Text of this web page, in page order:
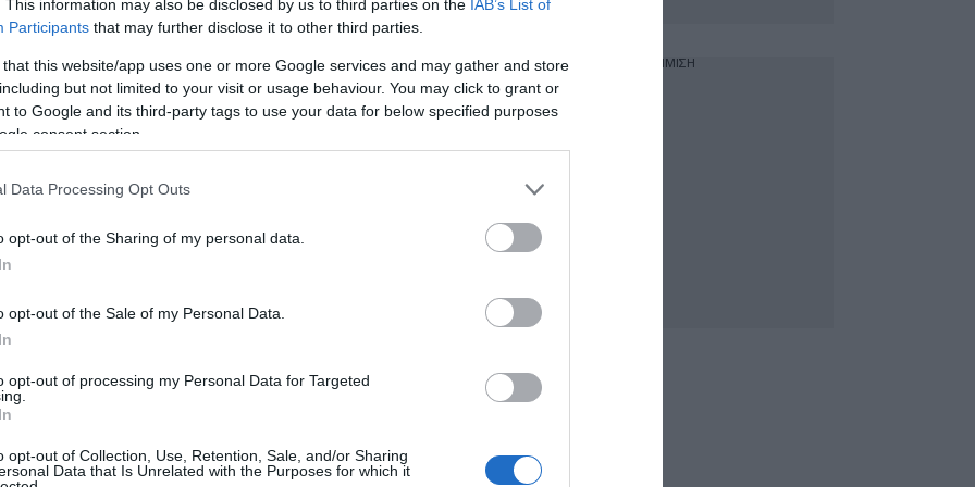
This information may also be disclosed by us to third parties on the IAB’s List of
Participants that may further disclose it to other third parties.
that this website/app uses one or more Google services and may gather and store
but not limited to your visit or usage behaviour. You may click to grant or
to Google and its third-party tags to use your data for below specified purposes
consent section.
Data Processing Opt Outs
opt-out of the Sharing of my personal data.
opt-out of the Sale of my Personal Data.
opt-out of processing my Personal Data for Targeted
opt-out of Collection, Use, Retention, Sale, and/or Sharing
Data that Is Unrelated with the Purposes for which it
στην αστυνομία ήταν το γεγονός πως
και βίντεο από ελληνικές
και πλαστογραφία, ενώ σε βάρος
του ασκήθηκαν διώξεις για
ΔΙΑΦΗΜΙΣΗ